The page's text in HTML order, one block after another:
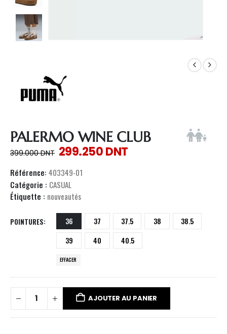
PALERMO WINE CLUB
399.000DNT 299.250DNT
Référence: 403349-01
Catégorie : CASUAL
Étiquette : nouveautés
POINTURES 36 37 37.5 38
38.5
39
40 40.5
EFFACER
AJOUTER AU PANIER